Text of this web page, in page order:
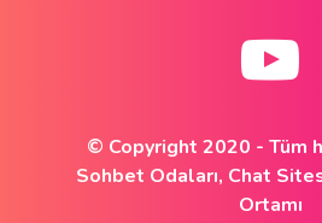
© Copyright 2020 - Tüm
Sohbet Odaları, Chat
Ortamı